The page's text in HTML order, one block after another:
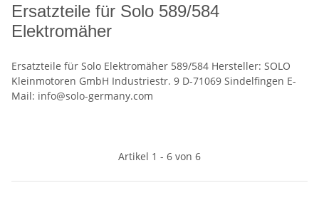
Ersatzteile für Solo 589/584
Elektromäher
Ersatzteile für Solo Elektromäher 589/584 Hersteller: SOLO
Kleinmotoren GmbH Industriestr. 9 D-71069 Sindelfingen E-
Mail: info@solo-germany.com
Artikel 1 - 6 von 6